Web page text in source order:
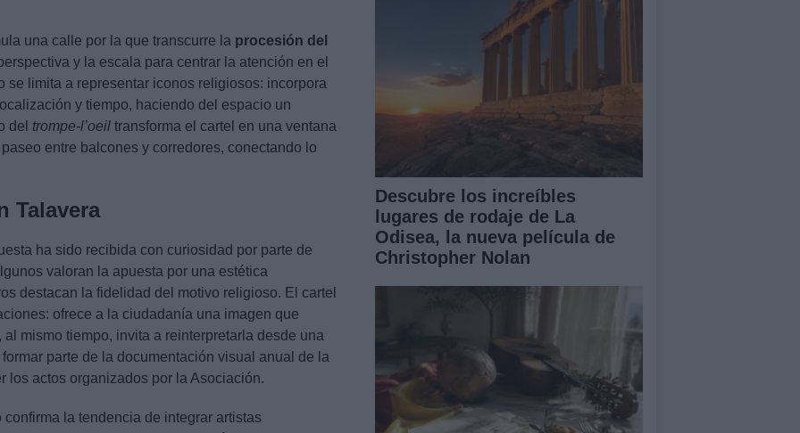
una calle por la que transcurre la procesión del
y la escala para centrar la atención en el
se limita a representar iconos religiosos: incorpora
y tiempo, haciendo del espacio un
del trompe-l’oeil transforma el cartel en una ventana
entre balcones y corredores, conectando lo
Talavera
ha sido recibida con curiosidad por parte de
valoran la apuesta por una estética
destacan la fidelidad del motivo religioso. El cartel
ofrece a la ciudadanía una imagen que
mismo tiempo, invita a reinterpretarla desde una
parte de la documentación visual anual de la
los actos organizados por la Asociación.
la tendencia de integrar artistas
Descubre los increíbles
lugares de rodaje de La
Odisea, la nueva película de
Christopher Nolan